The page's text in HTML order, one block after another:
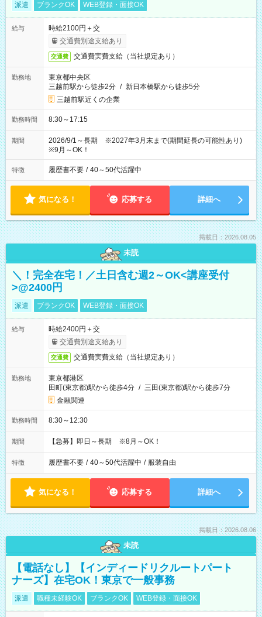
派遣 ブランクOK WEB登録・面接OK
給与
時給2100円＋交
交通費別途支給あり
交通費 交通費実費支給（当社規定あり）
勤務地
東京都中央区
三越前駅から徒歩2分 / 新日本橋駅から徒歩5分
三越前駅近くの企業
勤務時間 8:30～17:15
期間
2026/9/1～長期 ※2027年3月末まで(期間延長の可能性あり)
※9月～OK！
特徴 履歴書不要 / 40～50代活躍中
気になる！ 応募する 詳細へ
掲載日：2026.08.05
未読
＼！完全在宅！／土日含む週2～OK<講座受付
>@2400円
派遣 ブランクOK WEB登録・面接OK
給与
時給2400円＋交
交通費別途支給あり
交通費 交通費実費支給（当社規定あり）
勤務地
東京都港区
田町(東京都)駅から徒歩4分 / 三田(東京都)駅から徒歩7分
金融関連
勤務時間 8:30～12:30
期間 【急募】即日～長期 ※8月～OK！
特徴 履歴書不要 / 40～50代活躍中 / 服装自由
気になる！ 応募する 詳細へ
掲載日：2026.08.06
未読
【電話なし】【インディードリクルートパート
ナーズ】在宅OK！東京で一般事務
派遣 職種未経験OK ブランクOK WEB登録・面接OK